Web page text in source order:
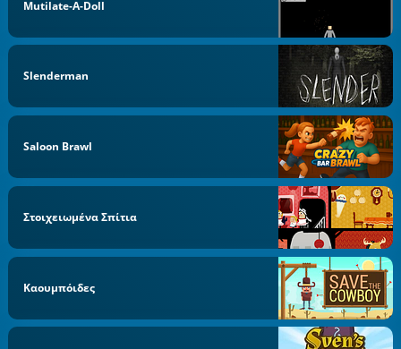
Mutilate-A-Doll
Slenderman
Saloon Brawl
Στοιχειωμένα Σπίτια
Καουμπόιδες